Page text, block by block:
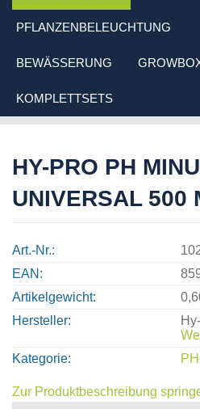
PFLANZENBELEUCHTUNG
BEWÄSSERUNG
KOMPLETTSETS
HY-PRO PH
UNIVERSAL 500
Art.-Nr.
EAN
Artikelgewicht
Hersteller
Kategorie
Zur Produktbeschreibung